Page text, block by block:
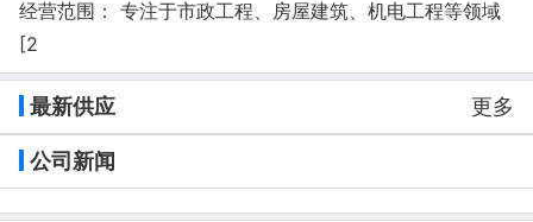
经营范围： 专注于市政工程、房屋建筑、机电工程等领域
[2
最新供应 更多
公司新闻